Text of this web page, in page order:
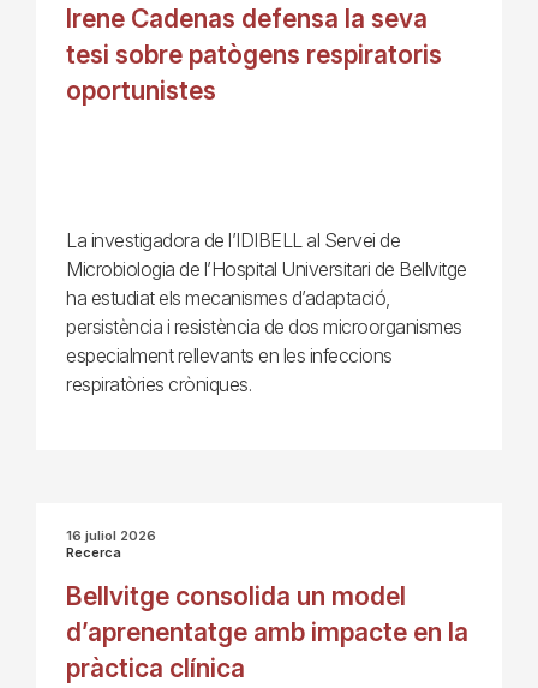
Irene Cadenas defensa la seva
tesi sobre patògens respiratoris
oportunistes
La investigadora de l’IDIBELL al Servei de
Microbiologia de l’Hospital Universitari de Bellvitge
ha estudiat els mecanismes d’adaptació,
persistència i resistència de dos microorganismes
especialment rellevants en les infeccions
respiratòries cròniques.
16 juliol 2026
Recerca
Bellvitge consolida un model
d’aprenentatge amb impacte en la
pràctica clínica